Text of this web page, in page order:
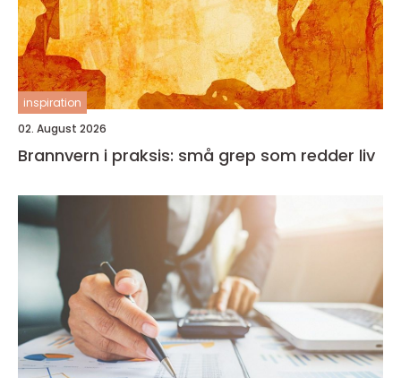
inspiration
02. August 2026
Brannvern i praksis: små grep som redder liv